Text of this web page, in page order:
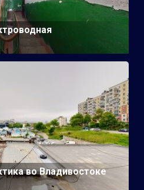
во Владивостоке